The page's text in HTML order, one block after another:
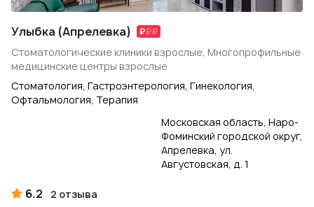
Улыбка (Апрелевка)
Стоматологические клиники взрослые, Многопрофильные
медицинские центры взрослые
Стоматология, Гастроэнтерология, Гинекология,
Офтальмология, Терапия
Московская область, Наро-
Фоминский городской округ,
Апрелевка, ул.
Августовская, д. 1
6.2 2 отзыва